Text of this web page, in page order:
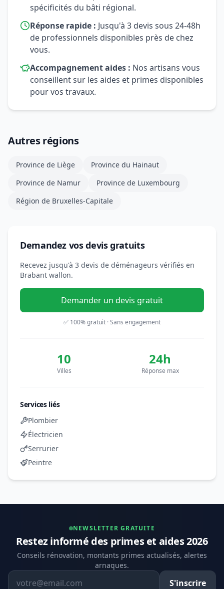
spécificités du bâti régional.
Réponse rapide : Jusqu'à 3 devis sous 24-48h
de professionnels disponibles près de chez
vous.
Accompagnement aides : Nos artisans vous
conseillent sur les aides et primes disponibles
pour vos travaux.
Autres régions
Province de Liège
Province du Hainaut
Province de Namur
Province de Luxembourg
Région de Bruxelles-Capitale
Demandez vos devis gratuits
Recevez jusqu'à 3 devis de déménageurs vérifiés en
Brabant wallon.
Demander un devis gratuit
✅ 100% gratuit · Sans engagement
10
Villes
24h
Réponse max
Services liés
Plombier
Électricien
Serrurier
Peintre
NEWSLETTER GRATUITE
Restez informé des primes et aides 2026
Conseils rénovation, montants primes actualisés, alertes
arnaques.
Adresse email
S'inscrire